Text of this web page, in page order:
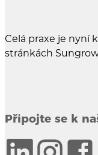
Celá praxe je nyní
stránkách
Připojte se k